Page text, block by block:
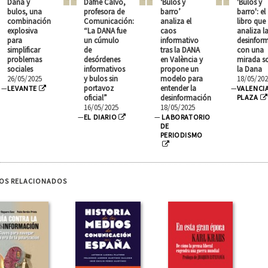
Dana y
bulos, una
combinación
explosiva
para
simplificar
problemas
sociales
26/05/2025
—LEVANTE
Dafne Calvo,
profesora de
Comunicación:
“La DANA fue
un cúmulo
de
desórdenes
informativos
y bulos sin
portavoz
oficial”
16/05/2025
—EL DIARIO
‘Bulos y
barro’
analiza el
caos
informativo
tras la DANA
en València y
propone un
modelo para
entender la
desinformación
18/05/2025
— LABORATORIO
DE
PERIODISMO
'Bulos y
barro': el
libro que
analiza la
con una
mirada
la Dana
18/05/
—
PLAZA
RELACIONADOS